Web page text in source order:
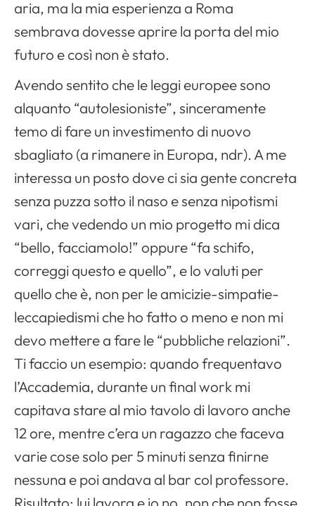
aria, ma la mia esperienza a Roma
sembrava dovesse aprire la porta del mio
futuro e così non è stato.
Avendo sentito che le leggi europee sono
alquanto “autolesioniste”, sinceramente
temo di fare un investimento di nuovo
sbagliato (a rimanere in Europa, ndr). A me
interessa un posto dove ci sia gente concreta
senza puzza sotto il naso e senza nipotismi
vari, che vedendo un mio progetto mi dica
“bello, facciamolo!” oppure “fa schifo,
correggi questo e quello”, e lo valuti per
quello che è, non per le amicizie-simpatie-
leccapiedismi che ho fatto o meno e non mi
devo mettere a fare le “pubbliche relazioni”.
Ti faccio un esempio: quando frequentavo
l’Accademia, durante un final work mi
capitava stare al mio tavolo di lavoro anche
12 ore, mentre c’era un ragazzo che faceva
varie cose solo per 5 minuti senza finirne
nessuna e poi andava al bar col professore.